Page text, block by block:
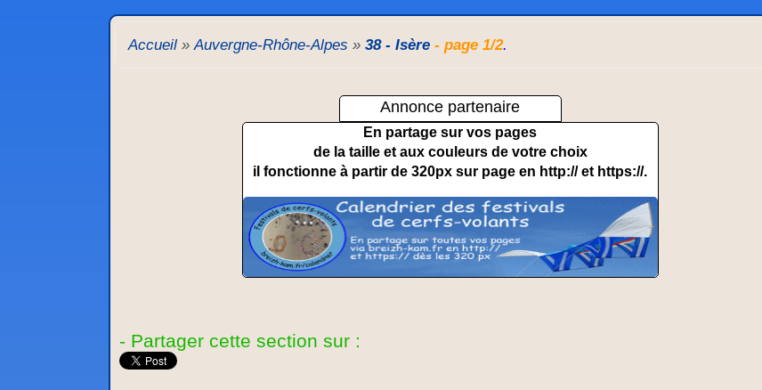
Accueil »Auvergne-Rhône-Alpes » 38 - Isère - page 1/2.
Annonce partenaire
En partage sur vos pages
de la taille et aux couleurs de votre choix
il fonctionne à partir de 320px sur page en http:// et https://.
- Partager cette section sur :